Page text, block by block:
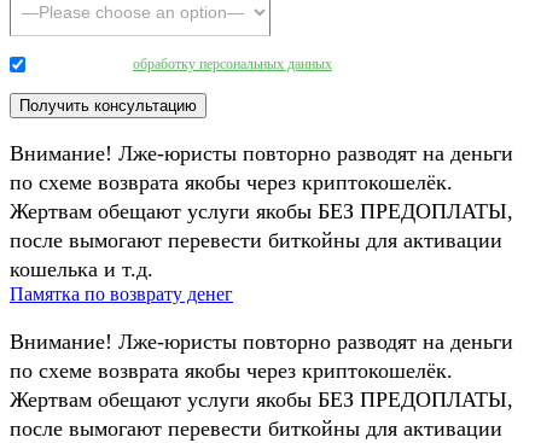
обработку персональных данных
Внимание! Лже-юристы повторно разводят на деньги
по схеме возврата якобы через криптокошелёк.
Жертвам обещают услуги якобы БЕЗ ПРЕДОПЛАТЫ,
после вымогают перевести биткойны для активации
кошелька и т.д.
Памятка по возврату денег
Внимание! Лже-юристы повторно разводят на деньги
по схеме возврата якобы через криптокошелёк.
Жертвам обещают услуги якобы БЕЗ ПРЕДОПЛАТЫ,
после вымогают перевести биткойны для активации